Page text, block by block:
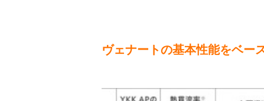
ヴェナートの基本性能をベー